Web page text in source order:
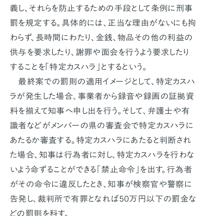
義し、それらを防止するための手段として条例に刑事
罰を規定する。具体的には、正当な理由がないにも拘
わらず、長時間にわたり、金銭、物品その他の利益の
供与を要求したり、謝罪や面会を行うよう要求したり
することを「特定カスハラ」とするという。
最終案での罰則の適用イメージとして、特定カスハ
ラが発生した場合、事業者から録音や録画の証拠資
料を揃えて知事へ申し出を行う。そして、弁護士や有
識者などがメンバーの県の審査会で特定カスハラに
あたるか審査する。特定カスハラにあたると判断され
た場合、知事は行為者に対し、特定カスハラを行わな
いよう命ずることができる「禁止命令」を出す。行為者
がその命令に違反したとき、知事が検察官や警察に
告発し、裁判所で有罪となれば50万円以下の罰金な
どの罰則を科す。